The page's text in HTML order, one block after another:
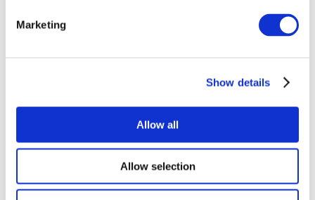
Marketing
Show details
Allow all
Allow selection
Творческий вечер
Наше спецпредложение
Применить